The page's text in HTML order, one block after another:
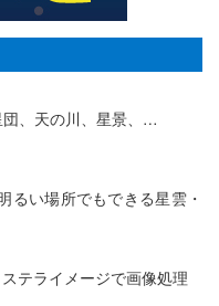
、天の川、星景、…
るい場所でもできる星雲・
テライメージで画像処理